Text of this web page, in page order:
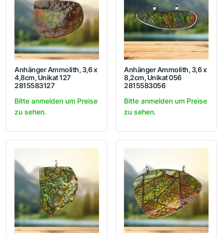
Anhänger Ammolith, 3,6 x
4,8cm, Unikat 127
2815583127
Bitte anmelden um Preise
zu sehen.
Anhänger Ammolith, 3,6 x
8,2cm, Unikat 056
2815583056
Bitte anmelden um Preise
zu sehen.